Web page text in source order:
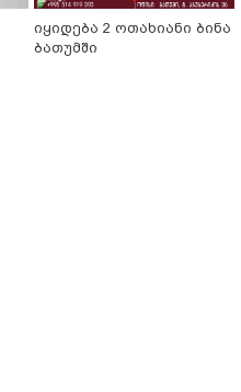
იყიდება 2 ოთახიანი ბინა
ბათუმში